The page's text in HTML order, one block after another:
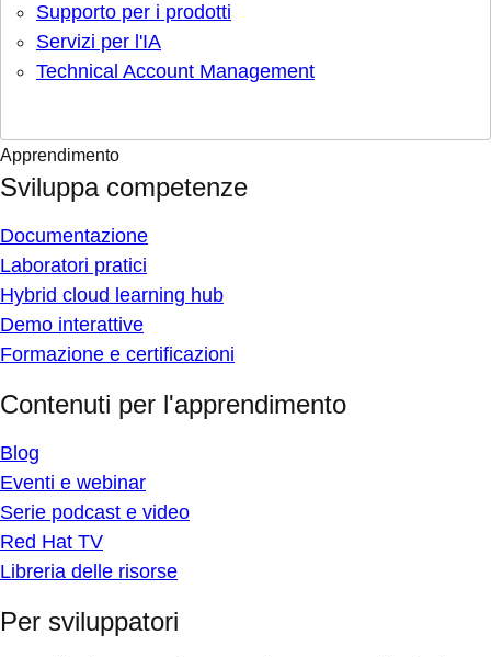
Supporto per i prodotti
Servizi per l'IA
Technical Account Management
Apprendimento
Sviluppa competenze
Documentazione
Laboratori pratici
Hybrid cloud learning hub
Demo interattive
Formazione e certificazioni
Contenuti per l'apprendimento
Blog
Eventi e webinar
Serie podcast e video
Red Hat TV
Libreria delle risorse
Per sviluppatori